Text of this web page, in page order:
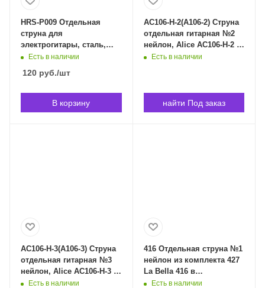
HRS-P009 Отдельная
струна для
электрогитары, сталь,
009, La Bella HRS-P009 в
Есть в наличии
120 руб./шт
В корзину
AC106-H-2(A106-2) Струна
отдельная гитарная №2
нейлон, Alice AC106-H-2 в
Владивостоке
Есть в наличии
найти Под заказ
AC106-H-3(A106-3) Струна
отдельная гитарная №3
нейлон, Alice AC106-H-3 в
Владивостоке
Есть в наличии
416 Отдельная струна №1
нейлон из комплекта 427
La Bella 416 в
Владивостоке
Есть в наличии